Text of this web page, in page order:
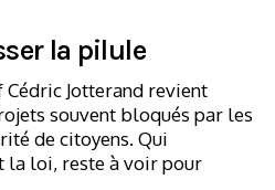
la pilule
Jotterand revient
souvent bloqués par les
de citoyens. Qui
la loi, reste à voir pour